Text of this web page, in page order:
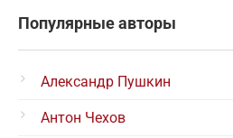
Популярные авторы
Александр Пушкин
Антон Чехов